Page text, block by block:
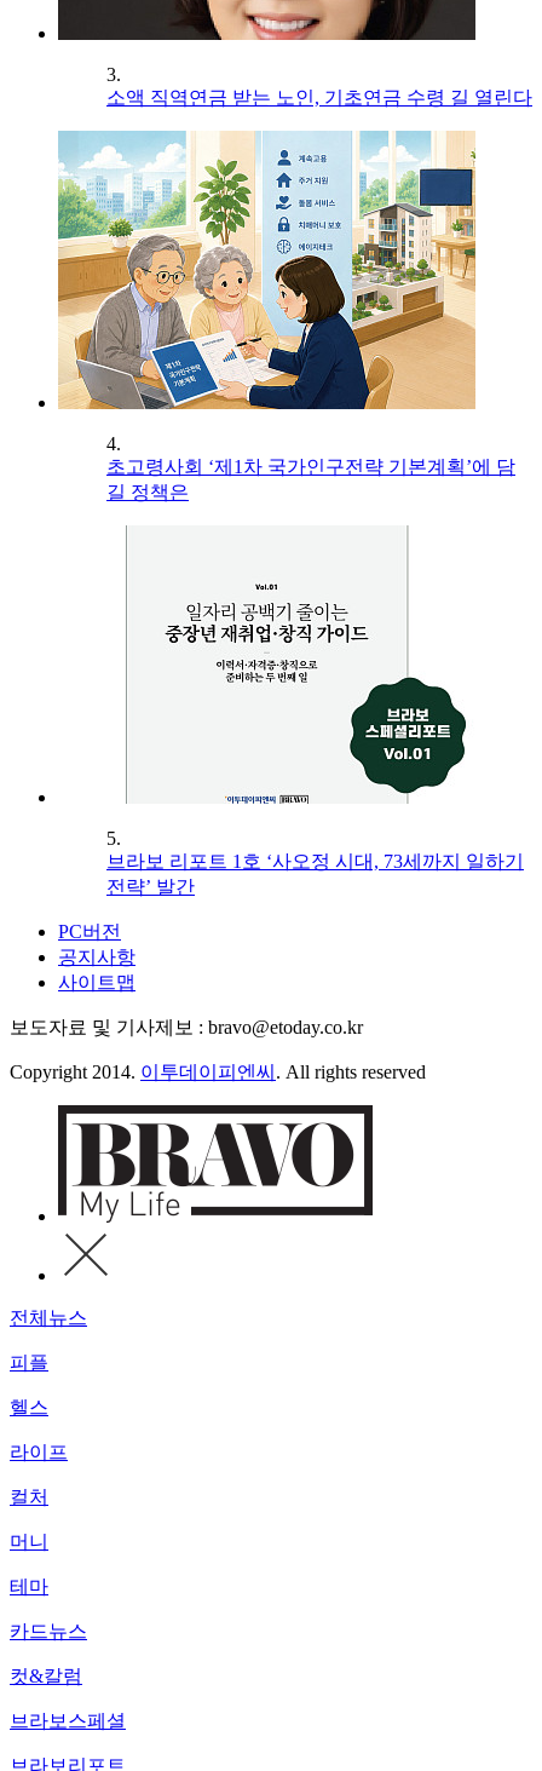
3.
소액 직역연금 받는 노인, 기초연금 수령 길 열린다
4.
초고령사회 ‘제1차 국가인구전략 기본계획’에 담
길 정책은
5.
브라보 리포트 1호 ‘사오정 시대, 73세까지 일하기
전략’ 발간
PC버전
공지사항
사이트맵
보도자료 및 기사제보 : bravo@etoday.co.kr
Copyright 2014. 이투데이피엔씨 . All rights reserved
전체뉴스
피플
헬스
라이프
컬처
머니
테마
카드뉴스
컷&칼럼
브라보스페셜
브라보리포트